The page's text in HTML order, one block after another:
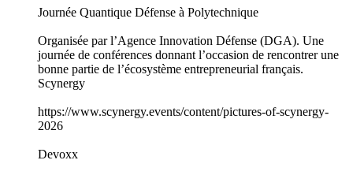
Journée Quantique Défense à Polytechnique
Organisée par l’Agence Innovation Défense (DGA). Une
journée de conférences donnant l’occasion de rencontrer une
bonne partie de l’écosystème entrepreneurial français.
Scynergy
https://www.scynergy.events/content/pictures-of-scynergy-
2026
Devoxx